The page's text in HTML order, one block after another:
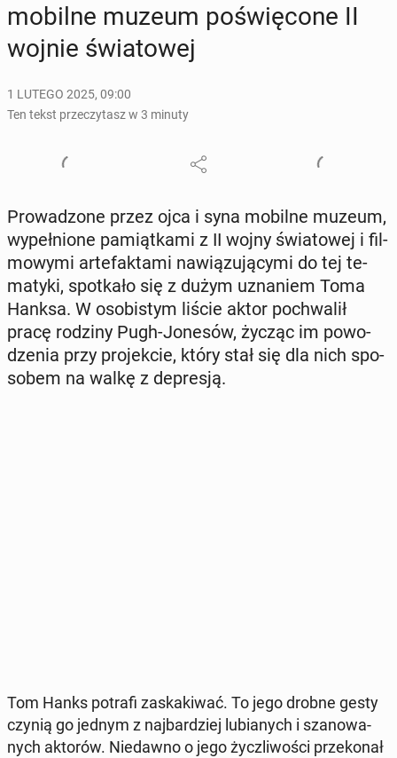
mobilne muzeum po­świę­co­ne II
wojnie świa­to­wej
1 LUTEGO 2025, 09:00
Ten tekst przeczytasz w 3 minuty
Pro­wa­dzo­ne przez ojca i syna mobilne muzeum,
wy­peł­nio­ne pa­miąt­ka­mi z II wojny świa­to­wej i fil­
mo­wy­mi ar­te­fak­ta­mi na­wią­zu­ją­cy­mi do tej te­
ma­ty­ki, spo­tka­ło się z dużym uzna­niem Toma
Hanksa. W oso­bi­stym liście aktor po­chwa­lił
pracę rodziny Pugh-Jonesów, życząc im po­wo­
dze­nia przy pro­jek­cie, który stał się dla nich spo­
so­bem na walkę z de­pre­sją.
Tom Hanks potrafi za­ska­ki­wać. To jego drobne gesty
czynią go jednym z naj­bar­dziej lu­bia­nych i sza­no­wa­
nych aktorów. Nie­daw­no o jego życz­li­wo­ści prze­ko­nał